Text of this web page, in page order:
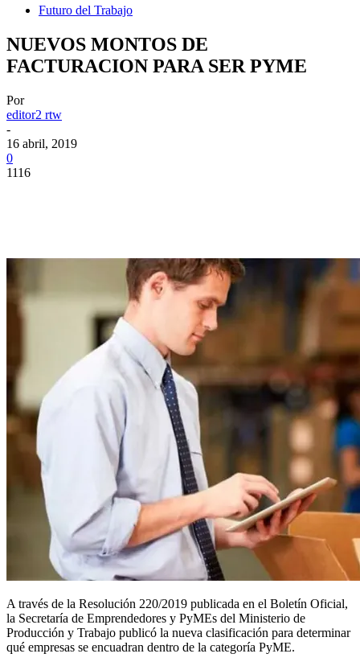
Futuro del Trabajo
NUEVOS MONTOS DE
FACTURACION PARA SER PYME
Por
editor2 rtw
-
16 abril, 2019
0
1116
A través de la Resolución 220/2019 publicada en el Boletín Oficial,
la Secretaría de Emprendedores y PyMEs del Ministerio de
Producción y Trabajo publicó la nueva clasificación para determinar
qué empresas se encuadran dentro de la categoría PyME.